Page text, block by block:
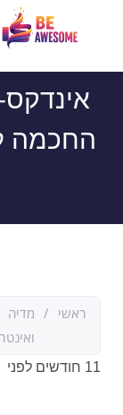
החכמה
ראשי / מדיה
11 חודשים לפני